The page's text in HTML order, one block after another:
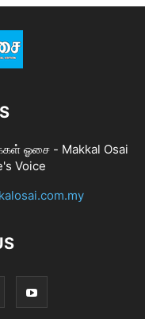
ஓசை - Makkal Osai
Voice